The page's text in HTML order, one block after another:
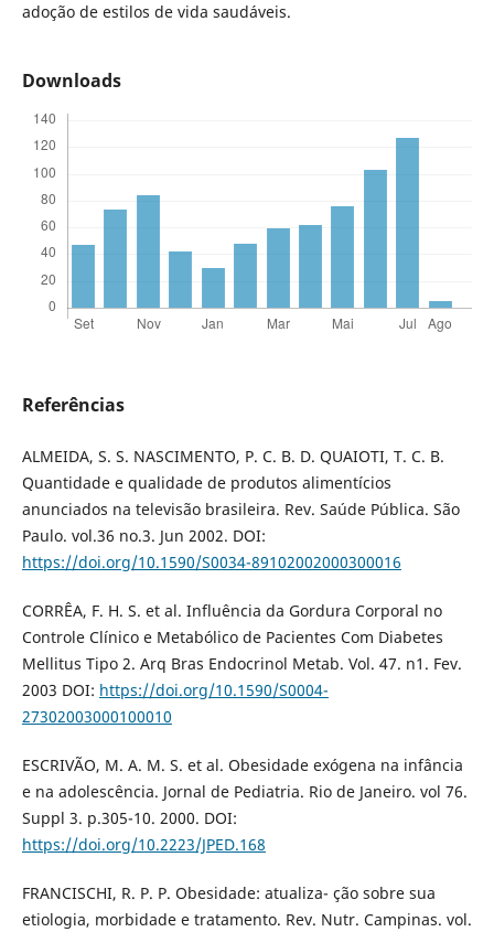
adoção de estilos de vida saudáveis.
Downloads
Referências
ALMEIDA, S. S. NASCIMENTO, P. C. B. D. QUAIOTI, T. C. B.
Quantidade e qualidade de produtos alimentícios
anunciados na televisão brasileira. Rev. Saúde Pública. São
Paulo. vol.36 no.3. Jun 2002. DOI:
https://doi.org/10.1590/S0034-89102002000300016
CORRÊA, F. H. S. et al. Influência da Gordura Corporal no
Controle Clínico e Metabólico de Pacientes Com Diabetes
Mellitus Tipo 2. Arq Bras Endocrinol Metab. Vol. 47. n1. Fev.
2003 DOI: https://doi.org/10.1590/S0004-
27302003000100010
ESCRIVÃO, M. A. M. S. et al. Obesidade exógena na infância
e na adolescência. Jornal de Pediatria. Rio de Janeiro. vol 76.
Suppl 3. p.305-10. 2000. DOI:
https://doi.org/10.2223/JPED.168
FRANCISCHI, R. P. P. Obesidade: atualiza- ção sobre sua
etiologia, morbidade e tratamento. Rev. Nutr. Campinas. vol.